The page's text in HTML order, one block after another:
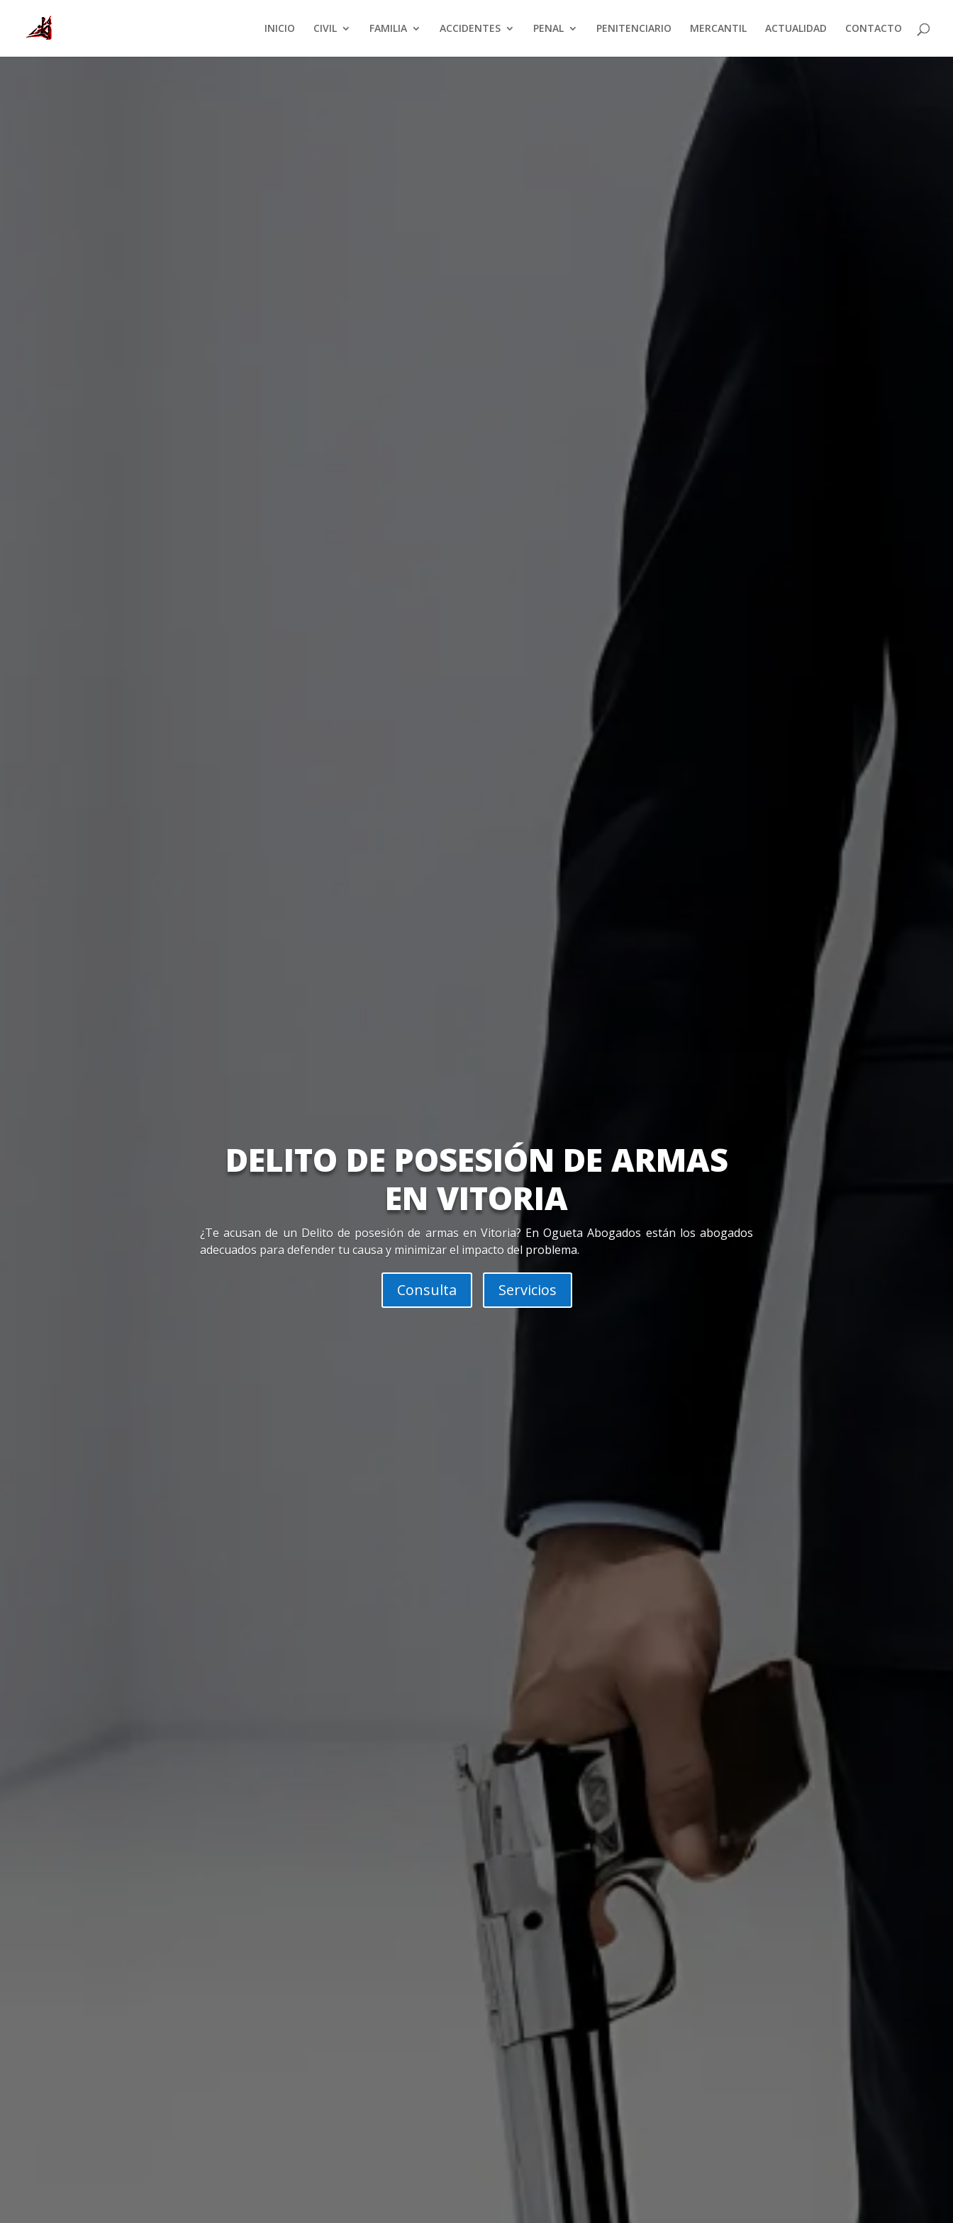
INICIO CIVIL FAMILIA ACCIDENTES PENAL PENITENCIARIO MERCANTIL ACTUALIDAD CONTACTO
DELITO DE POSESIÓN DE ARMAS
EN VITORIA
¿Te acusan de un Delito de posesión de armas en Vitoria? En Ogueta Abogados están los abogados
adecuados para defender tu causa y minimizar el impacto del problema.
Consulta Servicios